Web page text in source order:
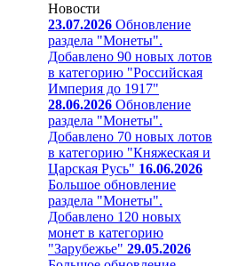
Новости
23.07.2026 Обновление
раздела "Монеты".
Добавлено 90 новых лотов
в категорию "Российская
Империя до 1917"
28.06.2026 Обновление
раздела "Монеты".
Добавлено 70 новых лотов
в категорию "Княжеская и
Царская Русь" 16.06.2026
Большое обновление
раздела "Монеты".
Добавлено 120 новых
монет в категорию
"Зарубежье" 29.05.2026